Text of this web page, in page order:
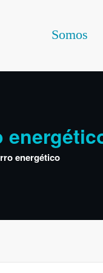
Somos
energético